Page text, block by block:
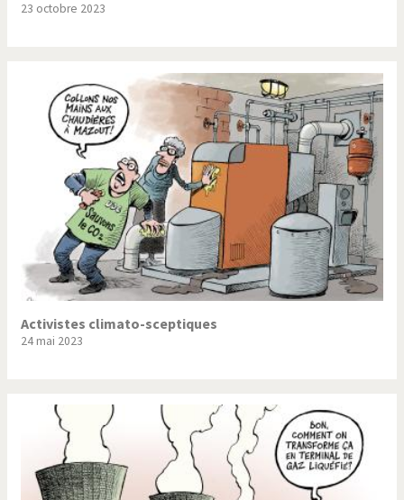
Vous avez dit "Islam"?
23 octobre 2023
Activistes climato-sceptiques
24 mai 2023